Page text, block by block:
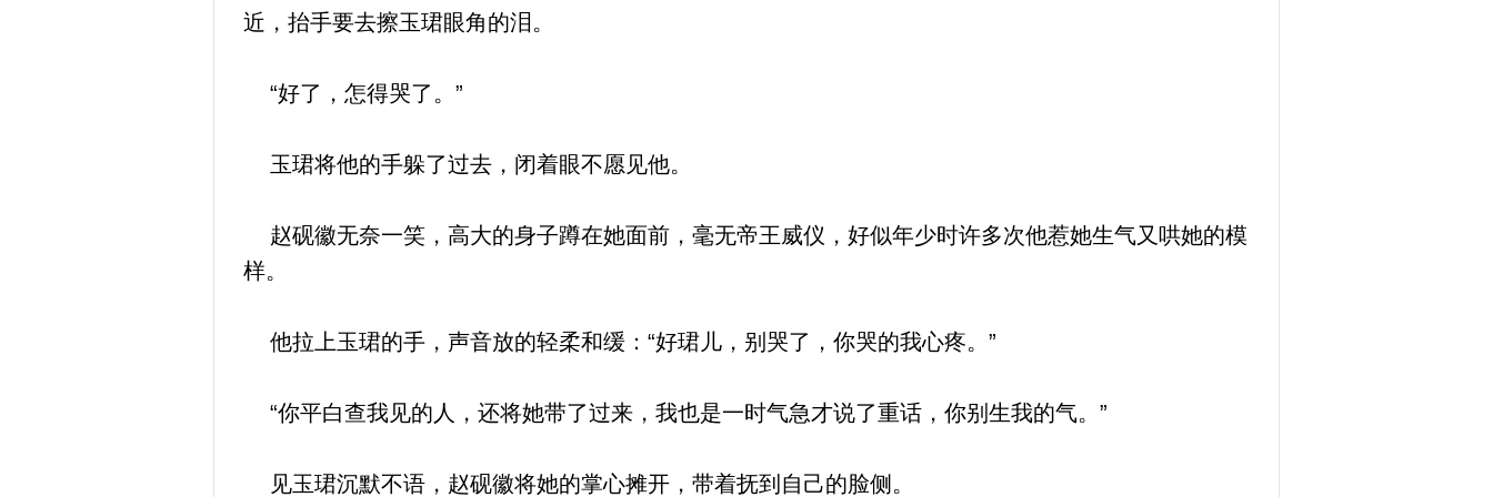
近，抬手要去擦玉珺眼角的泪。
“好了，怎得哭了。”
玉珺将他的手躲了过去，闭着眼不愿见他。
赵砚徽无奈一笑，高大的身子蹲在她面前，毫无帝王威仪，好似年少时许多次他惹她生气又哄她的模
样。
他拉上玉珺的手，声音放的轻柔和缓：“好珺儿，别哭了，你哭的我心疼。”
“你平白查我见的人，还将她带了过来，我也是一时气急才说了重话，你别生我的气。”
见玉珺沉默不语，赵砚徽将她的掌心摊开，带着抚到自己的脸侧。